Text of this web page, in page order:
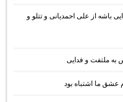
باشه از علی احمدیانی و تتلو و
به ملتفت و فدایی
عشق ما اشتباه بود